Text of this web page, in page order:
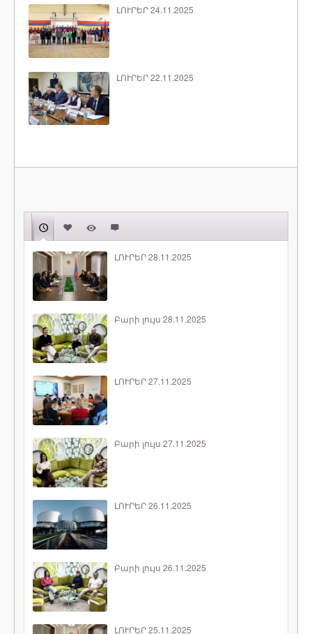
ԼՈՒՐԵՐ 24.11.2025
ԼՈՒՐԵՐ 22.11.2025
ԼՈՒՐԵՐ 28.11.2025
Բարի լույս 28.11.2025
ԼՈՒՐԵՐ 27.11.2025
Բարի լույս 27.11.2025
ԼՈՒՐԵՐ 26.11.2025
Բարի լույս 26.11.2025
ԼՈՒՐԵՐ 25.11.2025